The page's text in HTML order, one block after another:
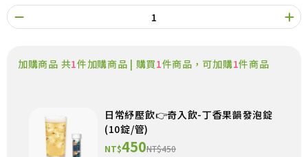
加購商品 共1件加購商品 | 購買1件商品，可加購1件商品
日常紓壓飲👉奇入飲-丁香果韻發泡錠
(10錠/管)
NT$450NT$450